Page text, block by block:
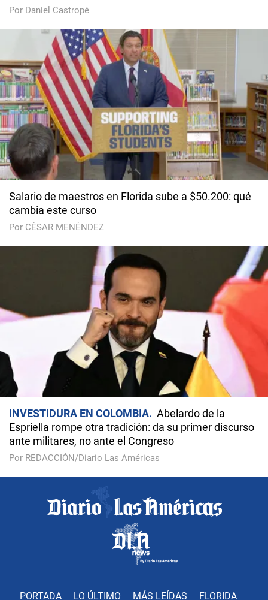
Por Daniel Castropé
Salario de maestros en Florida sube a $50.200: qué
cambia este curso
Por CÉSAR MENÉNDEZ
INVESTIDURA EN COLOMBIA
Abelardo de la
Espriella rompe otra tradición: da su primer discurso
ante militares, no ante el Congreso
Por REDACCIÓN/Diario Las Américas
PORTADA LO ÚLTIMO MÁS LEÍDAS FLORIDA